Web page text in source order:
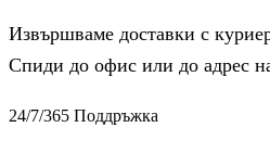
Извършваме доставки с
Спиди до офис или до адрес
24/7/365 Поддръжка